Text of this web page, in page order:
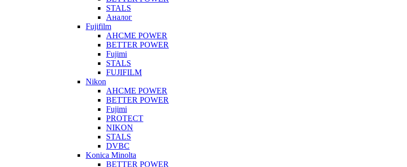
STALS
Аналог
Fujifilm
AHCME POWER
BETTER POWER
Fujimi
STALS
FUJIFILM
Nikon
AHCME POWER
BETTER POWER
Fujimi
PROTECT
NIKON
STALS
DVBC
Konica Minolta
BETTER POWER